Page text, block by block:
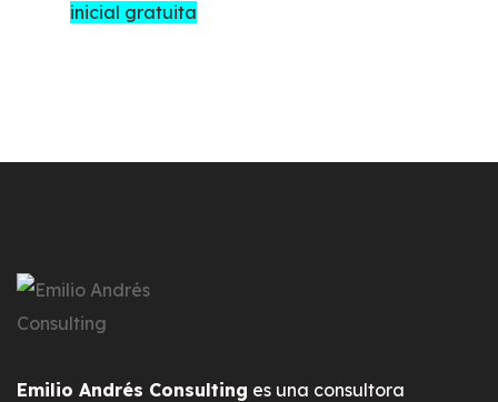
inicial gratuita
Emilio Andrés Consulting es una consultora